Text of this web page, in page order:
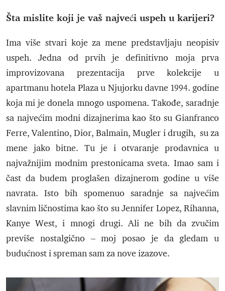
Šta mislite koji je vaš najveći uspeh u karijeri?
Ima više stvari koje za mene predstavljaju neopisiv
uspeh. Jedna od prvih je definitivno moja prva
improvizovana prezentacija prve kolekcije u
apartmanu hotela Plaza u Njujorku davne 1994. godine
koja mi je donela mnogo uspomena. Takođe, saradnje
sa najvećim modni dizajnerima kao što su Gianfranco
Ferre, Valentino, Dior, Balmain, Mugler i drugih, su za
mene jako bitne. Tu je i otvaranje prodavnica u
najvažnijim modnim prestonicama sveta. Imao sam i
čast da budem proglašen dizajnerom godine u više
navrata. Isto bih spomenuo saradnje sa najvećim
slavnim ličnostima kao što su Jennifer Lopez, Rihanna,
Kanye West, i mnogi drugi. Ali ne bih da zvučim
previše nostalgično – moj posao je da gledam u
budućnost i spreman sam za nove izazove.